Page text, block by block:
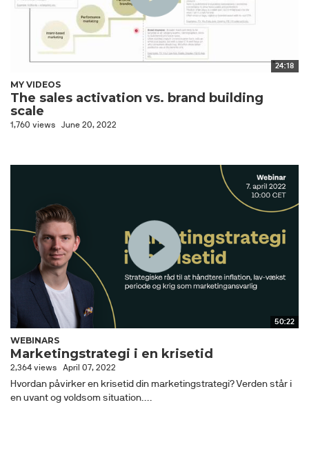
24:18
MY VIDEOS
The sales activation vs. brand building
scale
1,760 views June 20, 2022
50:22
WEBINARS
Marketingstrategi i en krisetid
2,364 views April 07, 2022
Hvordan påvirker en krisetid din marketingstrategi? Verden står i
en uvant og voldsom situation....